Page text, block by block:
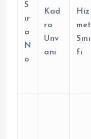
S
ır
a
N
o
Kad
ro
Unv
anı
Hiz
met
Sını
fı